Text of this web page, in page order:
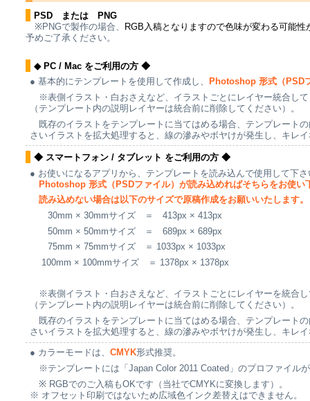
PSD または PNG
※PNGで製作の場合、
RGB入稿となりますので色味が変わる可能性
予めご了承ください。
◆ PC / Mac をご利用の方 ◆
● 基本的にテンプレートを使用して作成し、
Photoshop 形式（PSD
※表側イラスト・白おさえなど、イラストごとにレイヤー統合し
（テンプレート内の説明レイヤーは統合前に削除してください）。
既存のイラストをテンプレートに当てはめる場合、テンプレート
さいイラストを拡大処理すると、線の滲みやボヤけが発生し、キレ
◆ スマートフォン / タブレット をご利用の方 ◆
● お使いになるアプリから、テンプレートを読み込んで使用して下さ
Photoshop 形式（PSDファイル）が読み込めればそちらをお使い
読み込めない場合は以下のサイズで原稿作成をお願いいたします。
30mm × 30mmサイズ ＝ 413px × 413px
50mm × 50mmサイズ ＝ 689px × 689px
75mm × 75mmサイズ ＝ 1033px × 1033px
100mm × 100mmサイズ ＝ 1378px × 1378px
※表側イラスト・白おさえなど、イラストごとにレイヤーを統合
（テンプレート内の説明レイヤーは統合前に削除してください）。
既存のイラストをテンプレートに当てはめる場合、テンプレート
さいイラストを拡大処理すると、線の滲みやボヤけが発生し、キレ
● カラーモードは、CMYK形式推奨。
※テンプレートには「Japan Color 2011 Coated」のプロファイル
※ RGBでのご入稿もOKです（当社でCMYKに変換します）。
※ オフセット印刷ではないため広域色インク差替えはできません。